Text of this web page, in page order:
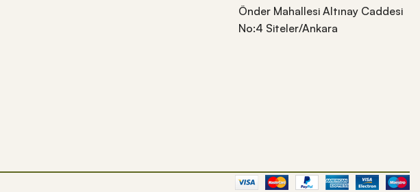
Önder Mahallesi Altınay Caddesi
No:4 Siteler/Ankara